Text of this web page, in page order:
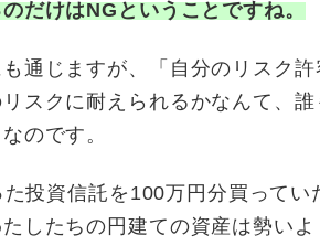
だけはNGということですね。
通じますが、「自分のリスク
スクに耐えられるかなんて、
のです。
投資信託を100万円分買ってい
したちの円建ての資産は勢いよ